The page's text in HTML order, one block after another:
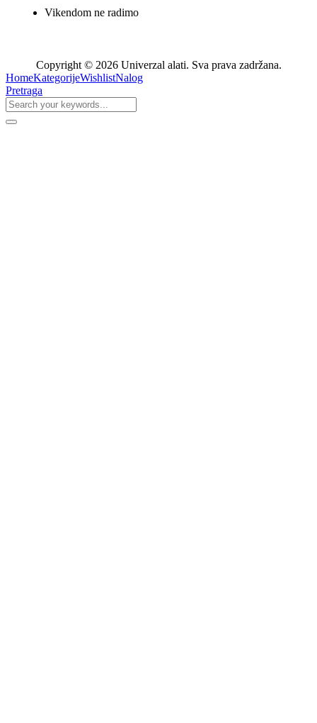
Vikendom ne radimo
Copyright © 2026 Univerzal alati. Sva prava zadržana.
HomeKategorijeWishlistNalog
Pretraga